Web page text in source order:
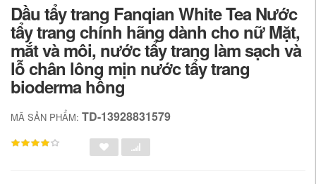
Dầu tẩy trang Fanqian White Tea Nước
tẩy trang chính hãng dành cho nữ Mặt,
mắt và môi, nước tẩy trang làm sạch và
lỗ chân lông mịn nước tẩy trang
bioderma hồng
MÃ SẢN PHẨM: TD-13928831579